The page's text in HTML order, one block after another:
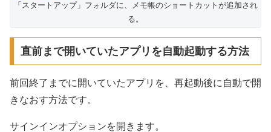
「スタートアップ」フォルダに、メモ帳のショートカットが追加され
る。
直前まで開いていたアプリを自動起動する方法
前回終了までに開いていたアプリを、再起動後に自動で開
きなおす方法です。
サインインオプションを開きます。